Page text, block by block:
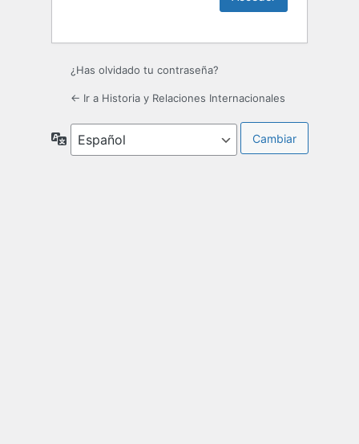
¿Has olvidado tu contraseña?
← Ir a Historia y Relaciones Internacionales
Idioma